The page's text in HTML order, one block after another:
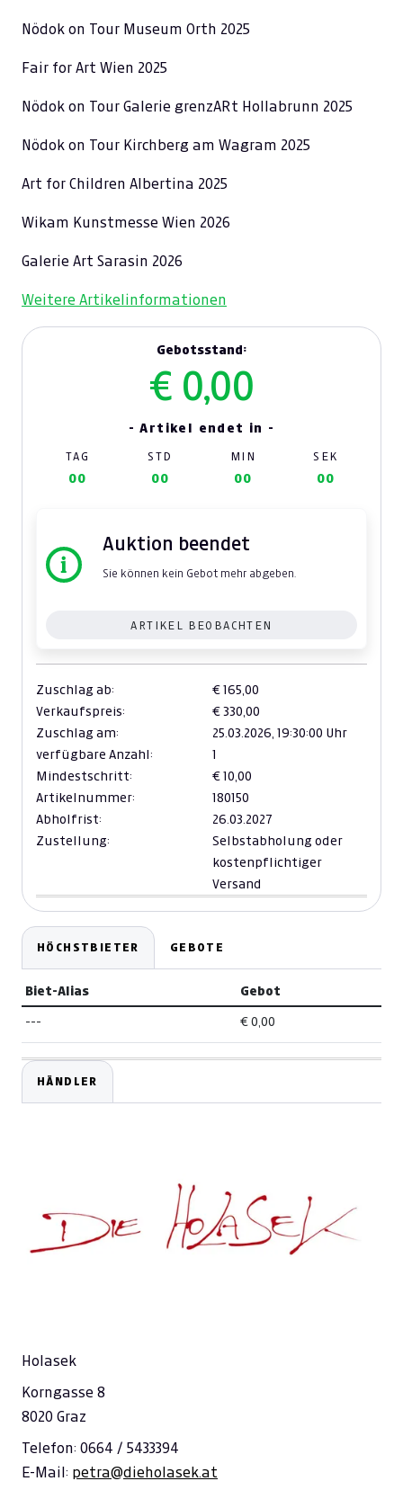
Nödok on Tour Museum Orth 2025
Fair for Art Wien 2025
Nödok on Tour Galerie grenzARt Hollabrunn 2025
Nödok on Tour Kirchberg am Wagram 2025
Art for Children Albertina 2025
Wikam Kunstmesse Wien 2026
Galerie Art Sarasin 2026
Weitere Artikelinformationen
Gebotsstand:
€ 0,00
- Artikel endet in -
TAG STD MIN SEK
00 00 00 00
Auktion beendet
Sie können kein Gebot mehr abgeben.
ARTIKEL BEOBACHTEN
Zuschlag ab:
€ 165,00
Verkaufspreis:
€ 330,00
Zuschlag am:
25.03.2026, 19:30:00 Uhr
verfügbare Anzahl:
1
Mindestschritt:
€ 10,00
Artikelnummer:
180150
Abholfrist:
26.03.2027
Zustellung:
Selbstabholung oder
kostenpflichtiger
Versand
HÖCHSTBIETER GEBOTE
Biet-Alias Gebot
--- € 0,00
HÄNDLER
Holasek
Korngasse 8
8020 Graz
Telefon: 0664 / 5433394
E-Mail: petra@dieholasek.at